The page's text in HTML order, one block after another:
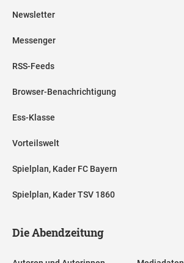
Newsletter
Messenger
RSS-Feeds
Browser-Benachrichtigung
Ess-Klasse
Vorteilswelt
Spielplan, Kader FC Bayern
Spielplan, Kader TSV 1860
Die Abendzeitung